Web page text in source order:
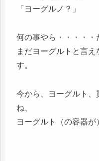
「ヨーグルノ？」
何の事やら・・・・・
まだヨーグルトと言
す。
今から、ヨーグルト、
ね、
ヨーグルト（の容器が